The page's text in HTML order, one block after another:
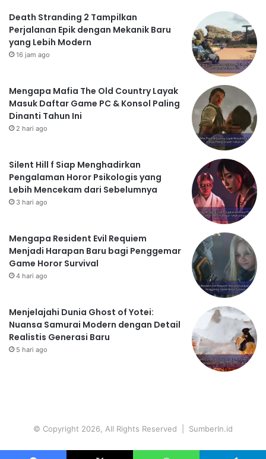
Death Stranding 2 Tampilkan
Perjalanan Epik dengan Mekanik Baru
yang Lebih Modern
16 jam ago
Mengapa Mafia The Old Country Layak
Masuk Daftar Game PC & Konsol Paling
Dinanti Tahun Ini
2 hari ago
Silent Hill f Siap Menghadirkan
Pengalaman Horor Psikologis yang
Lebih Mencekam dari Sebelumnya
3 hari ago
Mengapa Resident Evil Requiem
Menjadi Harapan Baru bagi Penggemar
Game Horor Survival
4 hari ago
Menjelajahi Dunia Ghost of Yotei:
Nuansa Samurai Modern dengan Detail
Realistis Generasi Baru
5 hari ago
© Copyright 2026, All Rights Reserved | SumberIn.id